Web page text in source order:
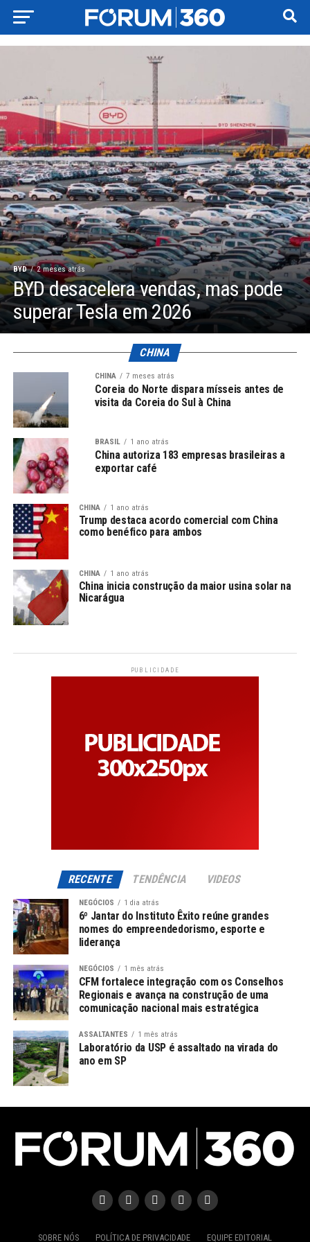
BYD 2 meses atrás
BYD desacelera vendas, mas pode
superar Tesla em 2026
CHINA
CHINA 7 meses atrás
Coreia do Norte dispara mísseis antes de
visita da Coreia do Sul à China
BRASIL 1 ano atrás
China autoriza 183 empresas brasileiras a
exportar café
CHINA 1 ano atrás
Trump destaca acordo comercial com China
como benéfico para ambos
CHINA 1 ano atrás
China inicia construção da maior usina solar na
Nicarágua
PUBLICIDADE
RECENTE TENDÊNCIA VIDEOS
NEGÓCIOS 1 dia atrás
6º Jantar do Instituto Êxito reúne grandes
nomes do empreendedorismo, esporte e
liderança
NEGÓCIOS 1 mês atrás
CFM fortalece integração com os Conselhos
Regionais e avança na construção de uma
comunicação nacional mais estratégica
ASSALTANTES 1 mês atrás
Laboratório da USP é assaltado na virada do
ano em SP
SOBRE NÓS POLÍTICA DE PRIVACIDADE EQUIPE EDITORIAL